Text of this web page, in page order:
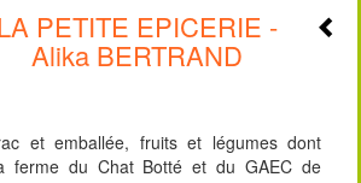
PETITE EPICERIE -
Alika BERTRAND
et emballée, fruits et légumes dont
ferme du Chat Botté et du GAEC de
+